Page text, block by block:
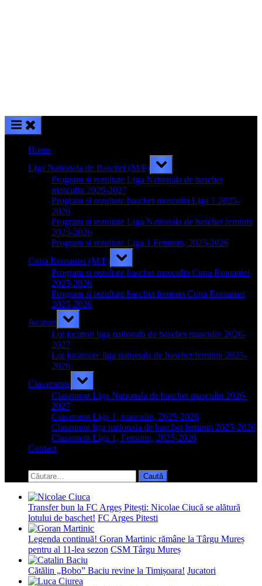
Home
Liga Nationala de Baschet (M/F)
Toggle
sub-
menu
Program si rezultate Liga Nationala de baschet
masculin 2026-2027
Program si rezultate baschet masculin Liga 1 2025-
2026
Program si rezultate Liga Nationala de baschet feminin
2025-2026
Program si rezultate Liga 1 Feminin, 2025-2026
Cupa Romaniei (M/F)
Toggle
sub-
menu
Program si rezultate baschet masculin Cupa Romaniei
2025-2026
Program si rezultate baschet feminin Cupa Romaniei
2025-2026
Jucatori
Toggle
sub-
menu
Lot jucatori liga nationala de baschet masculin 2026-
2027
Lot jucatoare liga nationala de baschet feminin 2025-
2026
Clasamente
Toggle
sub-
menu
Clasament Liga Nationala de baschet masculin 2026-
2027
Clasament Liga 1, masculin, 2025-2026
Clasament liga nationala de baschet feminin 2025-2026
Clasament Liga 1, Feminin, 2025-2026
Contact
search
form
Caută
după:
Transfer bun la FC Argeș Pitești: Nicolae Ciucă se alătură
lotului de baschet! FC Arges Pitesti
Legenda continuă! Goran Martinic rămâne la Târgu Mureș
pentru al 11-lea sezon CSM Târgu Mureș
Cătălin „Bobo” Baciu revine la Timișoara! Jucatori